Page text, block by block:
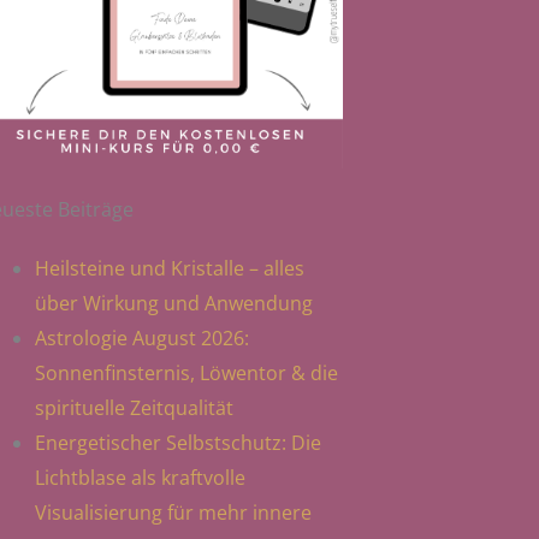
Beiträge
Heilsteine und Kristalle – alles
über Wirkung und Anwendung
Astrologie August 2026:
Sonnenfinsternis, Löwentor & die
spirituelle Zeitqualität
Energetischer Selbstschutz: Die
Lichtblase als kraftvolle
Visualisierung für mehr innere